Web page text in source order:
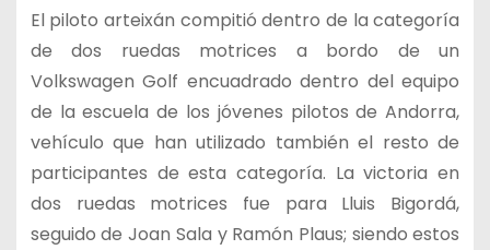
El piloto arteixán compitió dentro de la categoría
de dos ruedas motrices a bordo de un
Volkswagen Golf encuadrado dentro del equipo
de la escuela de los jóvenes pilotos de Andorra,
vehículo que han utilizado también el resto de
participantes de esta categoría. La victoria en
dos ruedas motrices fue para Lluis Bigordá,
seguido de Joan Sala y Ramón Plaus; siendo estos